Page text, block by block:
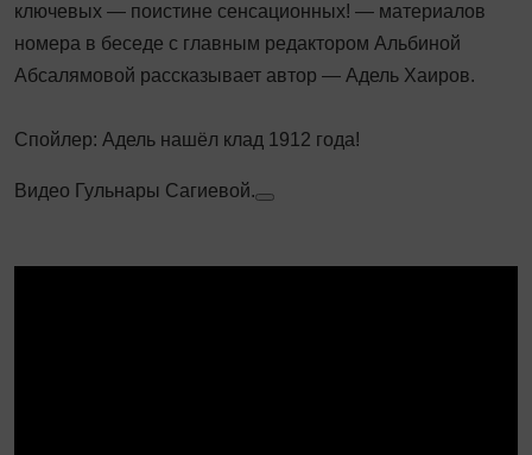
ключевых — поистине сенсационных! — материалов
номера в беседе с главным редактором Альбиной
Абсалямовой рассказывает автор — Адель Хаиров.
Спойлер: Адель нашёл клад 1912 года!
Видео Гульнары Сагиевой.